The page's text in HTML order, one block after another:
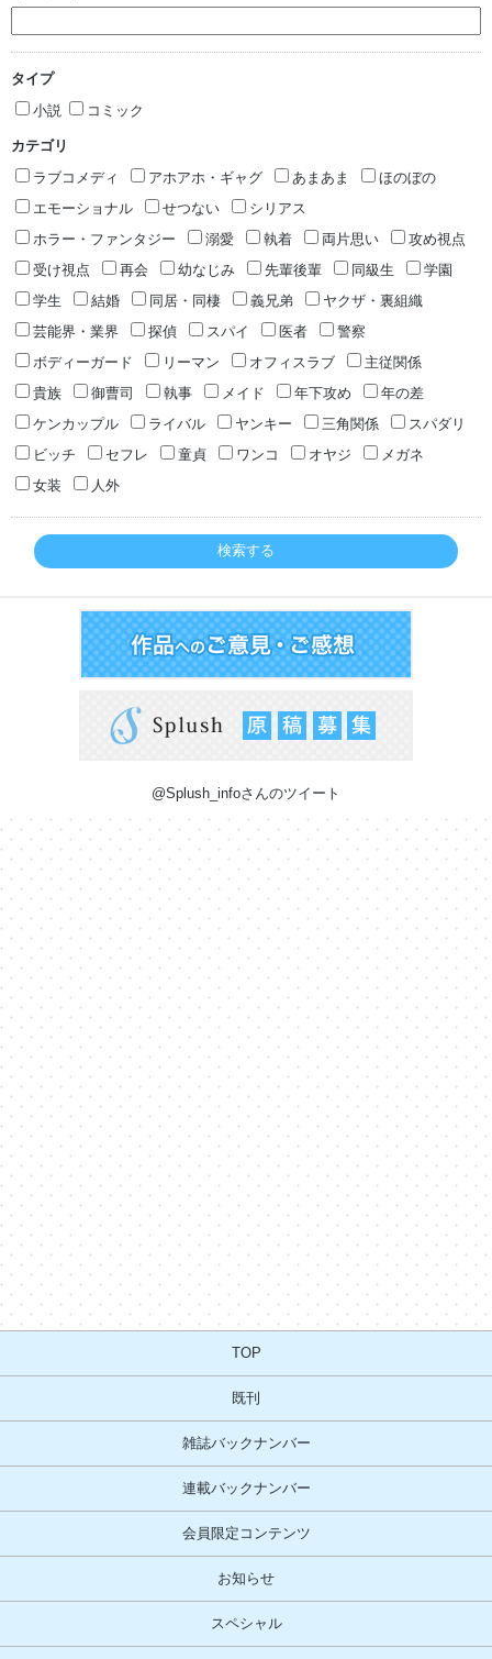
タイプ
小説
コミック
カテゴリ
ラブコメディ
アホアホ・ギャグ あまあま
ほのぼの
エモーショナル
せつない
シリアス
ホラー・ファンタジー
溺愛 執着 両片思い
攻め視点
受け視点
再会 幼なじみ 先輩後輩 同級生
学園
学生
結婚 同居・同棲 義兄弟
ヤクザ・裏組織
芸能界・業界
探偵 スパイ 医者
警察
ボディーガード
リーマン オフィスラブ
主従関係
貴族
御曹司 執事 メイド 年下攻め
年の差
ケンカップル
ライバル ヤンキー 三角関係
スパダリ
ビッチ
セフレ 童貞 ワンコ オヤジ
メガネ
女装
人外
検索する
@Splush_infoさんのツイート
TOP
既刊
雑誌バックナンバー
連載バックナンバー
会員限定コンテンツ
お知らせ
スペシャル